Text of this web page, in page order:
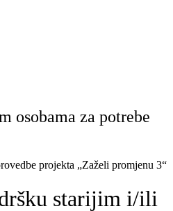
osobama za potrebe
projekta „Zaželi promjenu 3“
starijim i/ili